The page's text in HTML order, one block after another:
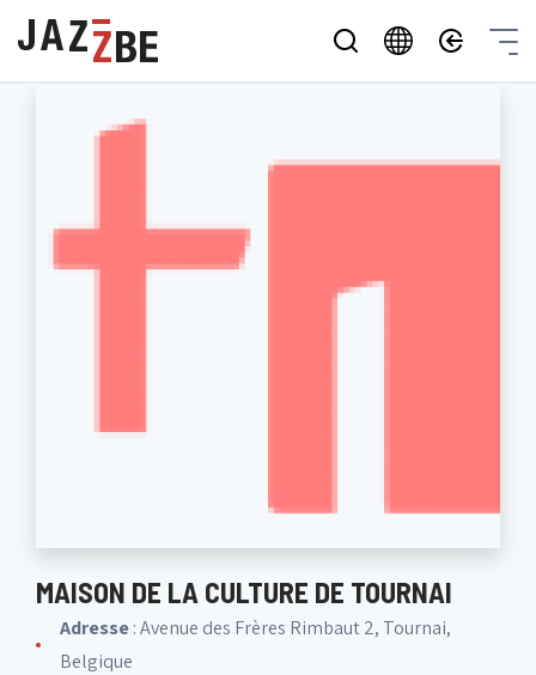
MAISON DE LA CULTURE DE TOURNAI
Adresse: Avenue des Frères Rimbaut 2, Tournai,
Belgique